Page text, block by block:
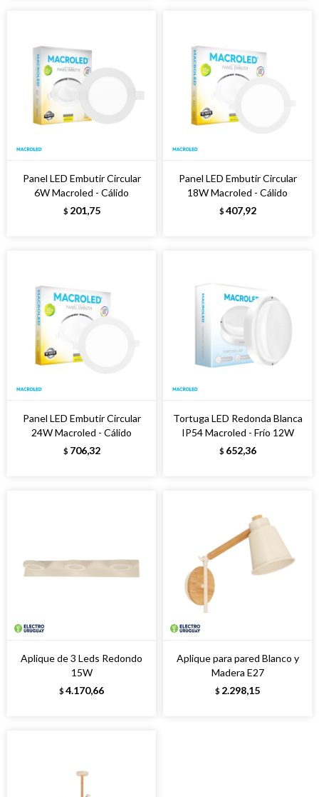
Panel LED Embutir Circular
6W Macroled - Cálido
$ 201,75
Panel LED Embutir Circular
18W Macroled - Cálido
$ 407,92
Panel LED Embutir Circular
24W Macroled - Cálido
$ 706,32
Tortuga LED Redonda Blanca
IP54 Macroled - Frío 12W
$ 652,36
Aplique de 3 Leds Redondo
15W
$ 4.170,66
Aplique para pared Blanco y
Madera E27
$ 2.298,15